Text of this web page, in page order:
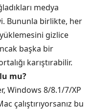
medya
Bununla birlikte, her
gizlice
başka bir
karıştırabilir.
mu?
Windows 8/8.1/7/XP
çalıştırıyorsanız bu